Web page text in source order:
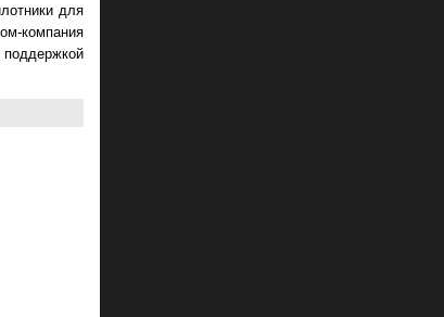
для
компания
поддержкой